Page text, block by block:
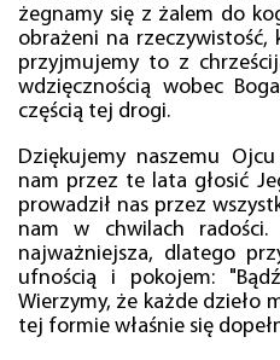
żegnamy się z żalem do
obrażeni na
przyjmujemy to z
wdzięcznością wobec
częścią tej drogi.
Dziękujemy naszemu
nam przez te lata głosić
prowadził nas przez
nam w chwilach
najważniejsza, dlatego
ufnością i pokojem:
Wierzymy, że każde dzieło
tej formie właśnie się